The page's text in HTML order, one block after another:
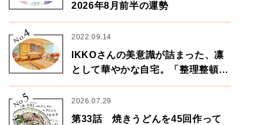
2026年8月前半の運勢
No.
4 2022.09.14
IKKOさんの美意識が詰まった、凛
として華やかな自宅。「整理整頓は
心のリズムが乱されないための作
業」。
No.
5 2026.07.29
第33話 焼きうどんを45回作って